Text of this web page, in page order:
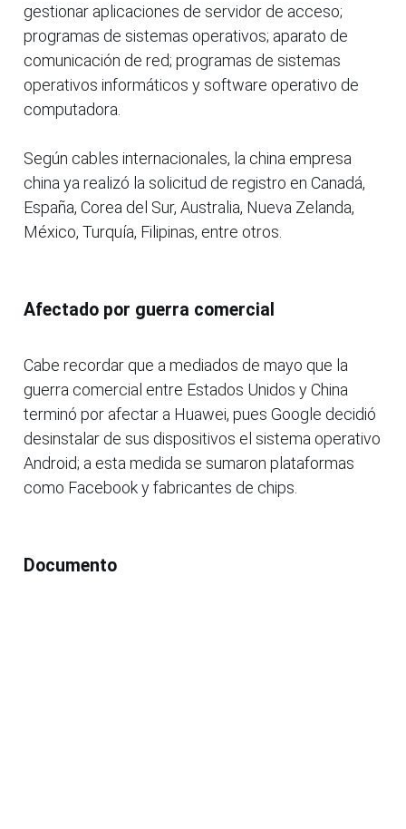
gestionar aplicaciones de servidor de acceso;
programas de sistemas operativos; aparato de
comunicación de red; programas de sistemas
operativos informáticos y software operativo de
computadora.
Según cables internacionales, la china empresa
china ya realizó la solicitud de registro en Canadá,
España, Corea del Sur, Australia, Nueva Zelanda,
México, Turquía, Filipinas, entre otros.
Afectado por guerra comercial
Cabe recordar que a mediados de mayo que la
guerra comercial entre Estados Unidos y China
terminó por afectar a Huawei, pues Google decidió
desinstalar de sus dispositivos el sistema operativo
Android; a esta medida se sumaron plataformas
como Facebook y fabricantes de chips.
Documento